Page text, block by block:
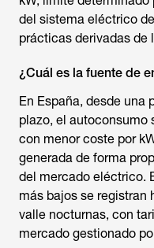
del sistema eléctrico
prácticas derivadas de
¿Cuál es la fuente de
En España, desde una
plazo, el autoconsumo
con menor coste por
generada de forma
del mercado eléctrico.
más bajos se registran
valle nocturnas, con
mercado gestionado